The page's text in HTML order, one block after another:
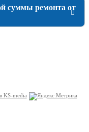
суммы ремонта от
KS-media